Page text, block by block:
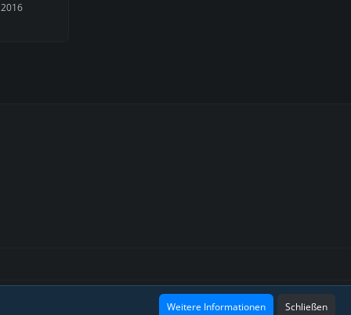
Design: Grafidea
Weitere Informationen Schließen